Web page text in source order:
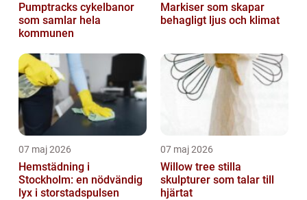
Pumptracks cykelbanor
som samlar hela
kommunen
Markiser som skapar
behagligt ljus och klimat
07 maj 2026
Hemstädning i
Stockholm: en nödvändig
lyx i storstadspulsen
07 maj 2026
Willow tree stilla
skulpturer som talar till
hjärtat